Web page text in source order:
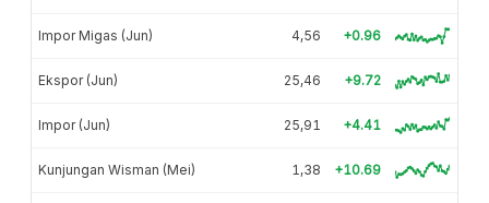
Impor Migas (Jun) 4,56 +0.96
Ekspor (Jun) 25,46 +9.72
Impor (Jun) 25,91 +4.41
Kunjungan Wisman (Mei) 1,38 +10.69